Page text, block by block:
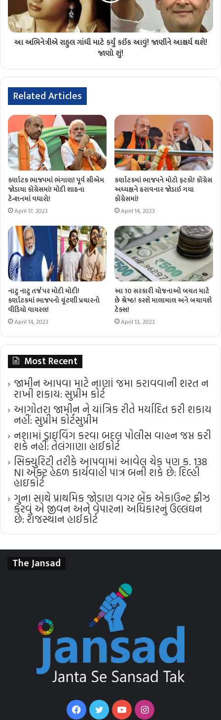
આ અભિનેત્રીએ રાહુલ ગાંધી માટે કર્યું કઈંક આવું! જાણીને આશ્ચર્ય થશે!
જાણો શું!
Related Articles
કર્ણાટક ભાજપમાં ભંગાણ! પૂર્વ સીએમ
જોડાયા કોંગ્રેસમાં! મોદી શાહના
ટેન્શનમાં વધારો!
April 17, 2023
કર્ણાટકમાં ભાજપને મોટો ફટકો! કોંગ્રેસ
અધ્યક્ષને હરાવનાર જોડાઇ ગયા
કોંગ્રેસમાં!
April 14, 2023
નાટુ નાટુ તર્જ પર મોદી મોદી!
કર્ણાટકમાં ભાજપનો ચૂંટણી પ્રચારનો
વીડિયો વાયરલ!
April 14, 2023
આ 10 સરકારી યોજનાઓ બચત માટે
છે શ્રેષ્ઠ! કરશે માલામાલ અને બચાવશે
ટેક્સ!
April 13, 2023
Most Recent
જામીન આપવા માટે નાણાં જમા કરાવવાની શરત ન
રાખી શકાય: સુપ્રીમ કોર્ટ
આગોતરા જામીન ને યાંત્રિક રીતે મર્યાદિત કરી શકાય
નહીં: સુપ્રીમ કોર્ટ​સુપ્રીમ
નશામાં ડ્રાઇવિંગ કરવા બદલ પોલીસ વાહન જપ્ત કરી
શકે નહીં: તેલંગાણા હાઈકોર્ટ
સિક્યુરિટી તરીકે આપવામાં આવેલ ચેક પણ ક. 138
NI એક્ટ હેઠળ કાર્યવાહી પાત્ર બની શકે છે: દિલ્હી
હાઇકોર્ટ
ગુના સાથે પ્રાથમિક જોડાણ વગર બેંક એકાઉન્ટ ફ્રીઝ
કરવું એ જીવન અને વેપારના અધિકારનું ઉલ્લંઘન
છે: રાજસ્થાન હાઈકોર્ટ
The Jansad
FacebookTwitterYouTubeInstagram